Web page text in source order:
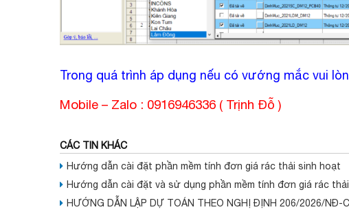
Trong quá trình áp dụng nếu có vướng mắc vui
Mobile – Zalo : 0916946336 ( Trịnh Đỗ )
CÁC TIN KHÁC
Hướng dẫn cài đặt phần mềm tính đơn giá rác thải sinh hoạt
Hướng dẫn cài đặt và sử dụng phần mềm tính đơn giá rác
HƯỚNG DẪN LẬP DỰ TOÁN THEO NGHỊ ĐỊNH 206/2026/NĐ-